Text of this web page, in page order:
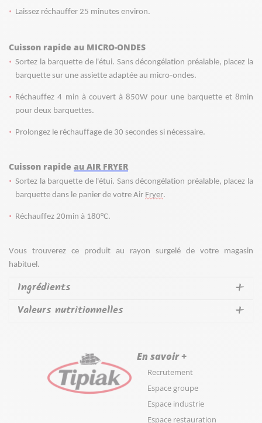
Laissez réchauffer 25 minutes environ.
Cuisson rapide au MICRO-ONDES
Sortez la barquette de l'étui. Sans décongélation préalable, placez la
barquette sur une assiette adaptée au micro-ondes.
Réchauffez 4 min à couvert à 850W pour une barquette et 8min
pour deux barquettes.
Prolongez le réchauffage de 30 secondes si nécessaire.
Cuisson rapide au AIR FRYER
Sortez la barquette de l'étui. Sans décongélation préalable, placez la
barquette dans le panier de votre Air Fryer.
Réchauffez 20min à 180°C.
Vous trouverez ce produit au rayon surgelé de votre magasin
habituel.
Ingrédients
Valeurs nutritionnelles
En savoir +
Recrutement
Espace groupe
Espace industrie
Espace restauration